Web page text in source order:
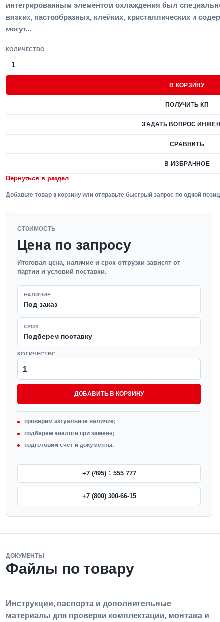
интегрированным элементом охлаждения был
вязких, пастообразных, клейких, кристаллических и
могут...
КОЛИЧЕСТВО
В КОРЗИНУ
ПОЛУЧИТЬ КП
ЗАДАТЬ ВОПРОС
СРАВНИТЬ
В ИЗБРАННОЕ
Вернуться в раздел
Добавьте товар в корзину или отправьте быстрый запрос по одной
СТОИМОСТЬ
Цена по запросу
Итоговая цена, наличие и срок отгрузки зависят от
партии и условий поставки.
НАЛИЧИЕ
Под заказ
СРОК
Подберем поставку
КОЛИЧЕСТВО
ДОБАВИТЬ В КОРЗИНУ
проверим актуальное наличие;
подберем аналоги при замене;
подготовим счет и документы.
+7 (495) 1-555-777
+7 (800) 300-66-15
ДОКУМЕНТЫ
Файлы по товару
Инструкции, паспорта и дополнительные
материалы для проверки комплектации, монтажа и